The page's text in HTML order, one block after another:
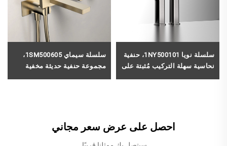
سلسلة نويا 1NY500101، حنفية
نحاسية سهلة التركيب مُثبتة على
سلسلة سيماي 1SM500605،
مجموعة حنفية حديثة مخفية
احصل على عرض سعر مجاني